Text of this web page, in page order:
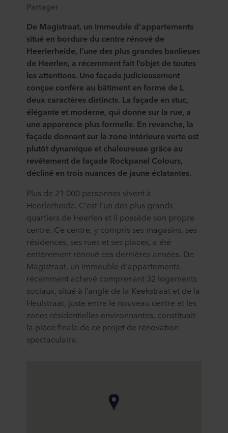
Partager
De Magistraat, un immeuble d'appartements
situé en bordure du centre rénové de
Heerlerheide, l’une des plus grandes banlieues
de Heerlen, a récemment fait l’objet de toutes
les attentions. Une façade judicieusement
conçue confère au bâtiment en forme de L
deux caractères distincts. La façade en stuc,
élégante et moderne, qui donne sur la rue, a
une apparence plus formelle. En revanche, la
façade donnant sur la zone intérieure verte est
plutôt dynamique et chaleureuse grâce au
revêtement de façade Rockpanel Colours,
décliné en trois nuances de jaune éclatantes.
Plus de 21 000 personnes vivent à
Heerlerheide. C’est l’un des plus grands
quartiers de Heerlen et il possède son propre
centre. Ce centre, y compris ses magasins, ses
résidences, ses rues et ses places, a été
entièrement rénové ces dernières années. De
Magistraat, un immeuble d'appartements
récemment achevé comprenant 32 logements
sociaux, situé à l’angle de la Keekstraat et de la
Heulstraat, juste entre le nouveau centre et les
zones résidentielles environnantes, constituait
la pièce finale de ce projet de rénovation
spectaculaire.